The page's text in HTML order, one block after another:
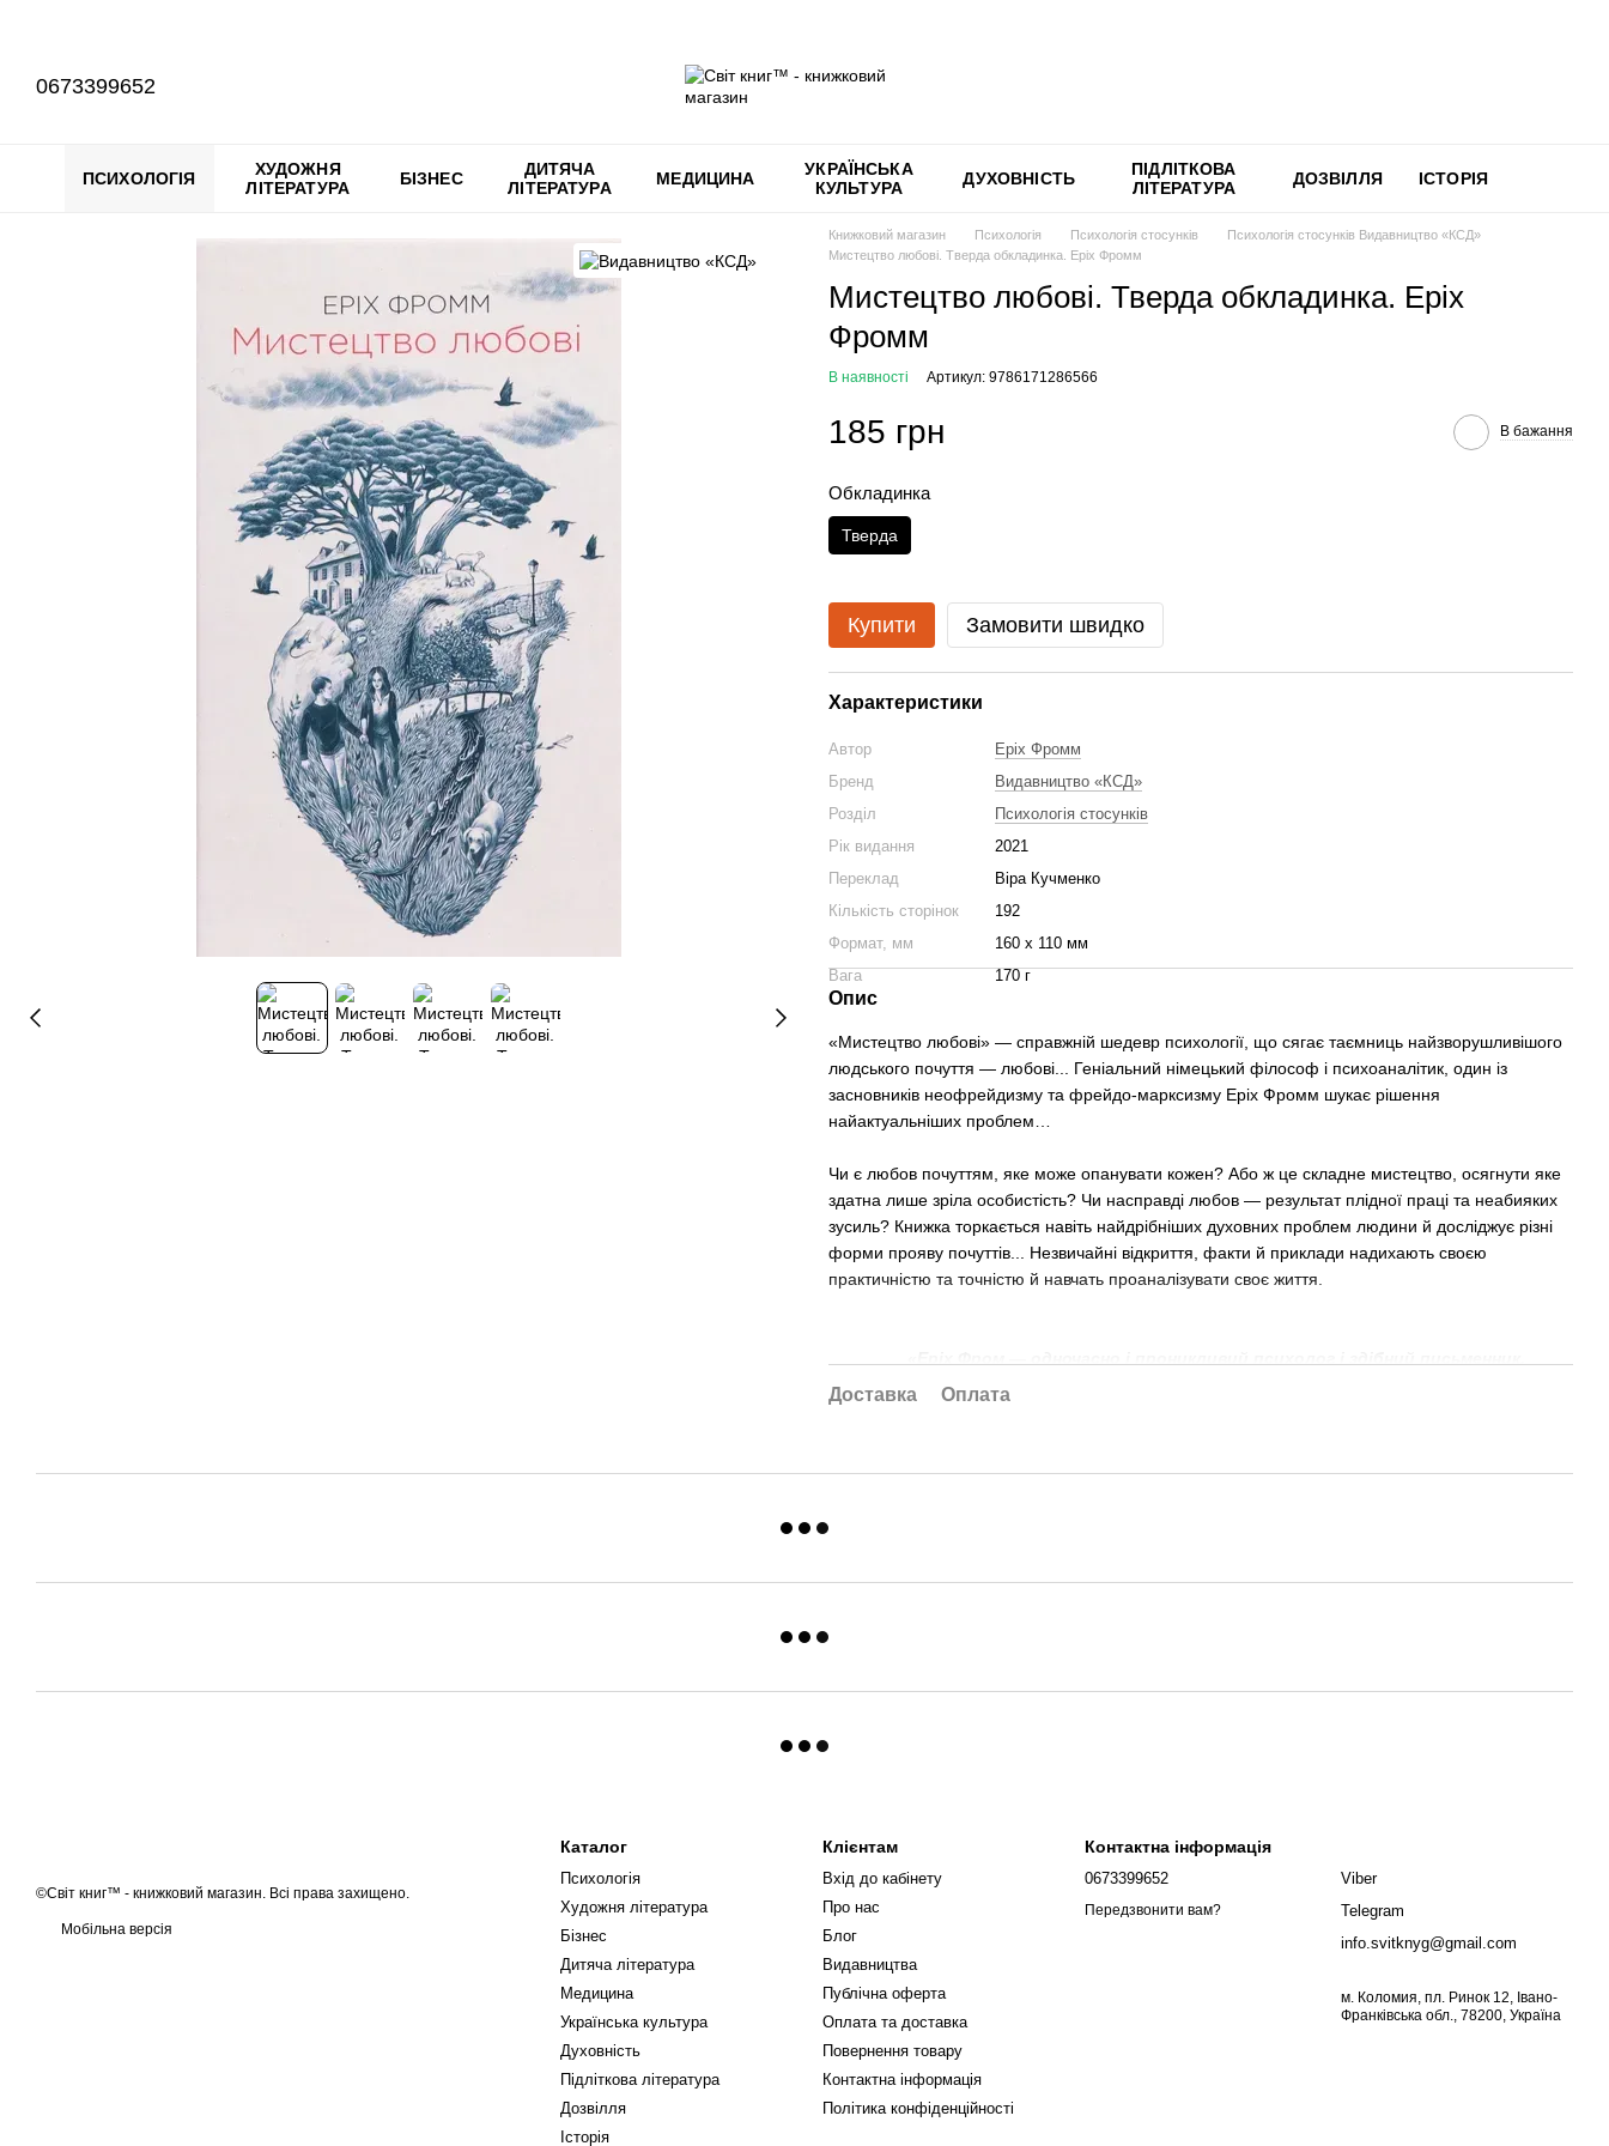
0673399652
ПСИХОЛОГІЯ
ХУДОЖНЯ
ЛІТЕРАТУРА
БІЗНЕС
ДИТЯЧА
ЛІТЕРАТУРА
МЕДИЦИНА
УКРАЇНСЬКА
КУЛЬТУРА
ДУХОВНІСТЬ
ПІДЛІТКОВА
ЛІТЕРАТУРА
ДОЗВІЛЛЯ ІСТОРІЯ
Книжковий магазин Психологія Психологія стосунків
Психологія стосунків Видавництво «КСД»
Мистецтво любові. Тверда обкладинка. Еріх Фромм
Мистецтво любові. Тверда обкладинка. Еріх
Фромм
В наявності Артикул: 9786171286566
185 грн В бажання
Обкладинка
Тверда
Купити Замовити швидко
Характеристики
Автор
Еріх Фромм
Бренд
Видавництво «КСД»
Розділ
Психологія стосунків
Рік видання
2021
Переклад
Віра Кучменко
Кількість сторінок
192
Формат, мм
160 x 110 мм
Вага
170 г
Опис
«Мистецтво любові» — справжній шедевр психології, що сягає таємниць найзворушливішого
людського почуття — любові... Геніальний німецький філософ і психоаналітик, один із
засновників неофрейдизму та фрейдо-марксизму Еріх Фромм шукає рішення
найактуальніших проблем…
Чи є любов почуттям, яке може опанувати кожен? Або ж це складне мистецтво, осягнути яке
здатна лише зріла особистість? Чи насправді любов — результат плідної праці та неабияких
зусиль? Книжка торкається навіть найдрібніших духовних проблем людини й досліджує різні
форми прояву почуттів... Незвичайні відкриття, факти й приклади надихають своєю
практичністю та точністю й навчать проаналізувати своє життя.
Його книга — це почуття власної гідності та відвертість, практичність
Доставка Оплата
©Світ книг™ - книжковий магазин. Всі права захищено.
Мобільна версія
Каталог
Психологія
Художня література
Бізнес
Дитяча література
Медицина
Українська культура
Духовність
Підліткова література
Дозвілля
Історія
Клієнтам
Вхід до кабінету
Про нас
Блог
Видавництва
Публічна оферта
Оплата та доставка
Повернення товару
Контактна інформація
Політика конфіденційності
Контактна інформація
0673399652
Передзвонити вам?
Viber
Telegram
info.svitknyg@gmail.com
м. Коломия, пл. Ринок 12, Івано-
Франківська обл., 78200, Україна